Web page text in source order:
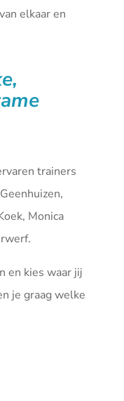
elkaar en
trainers
Monica
en kies waar jij
je graag welke